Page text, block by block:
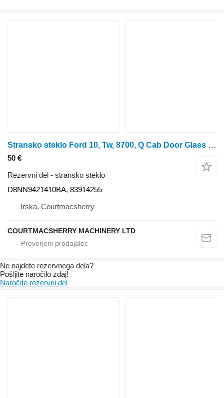
Stransko steklo Ford 10, Tw, 8700, Q Cab Door Glass Rh/lh Tinted W. Seal D8nn9421410b D8NN9421410BA
50 €
Rezervni del - stransko steklo
D8NN9421410BA, 83914255
Irska, Courtmacsherry
COURTMACSHERRY MACHINERY LTD
Ne najdete rezervnega dela?
Pošljite naročilo zdaj!
Naročite rezervni del